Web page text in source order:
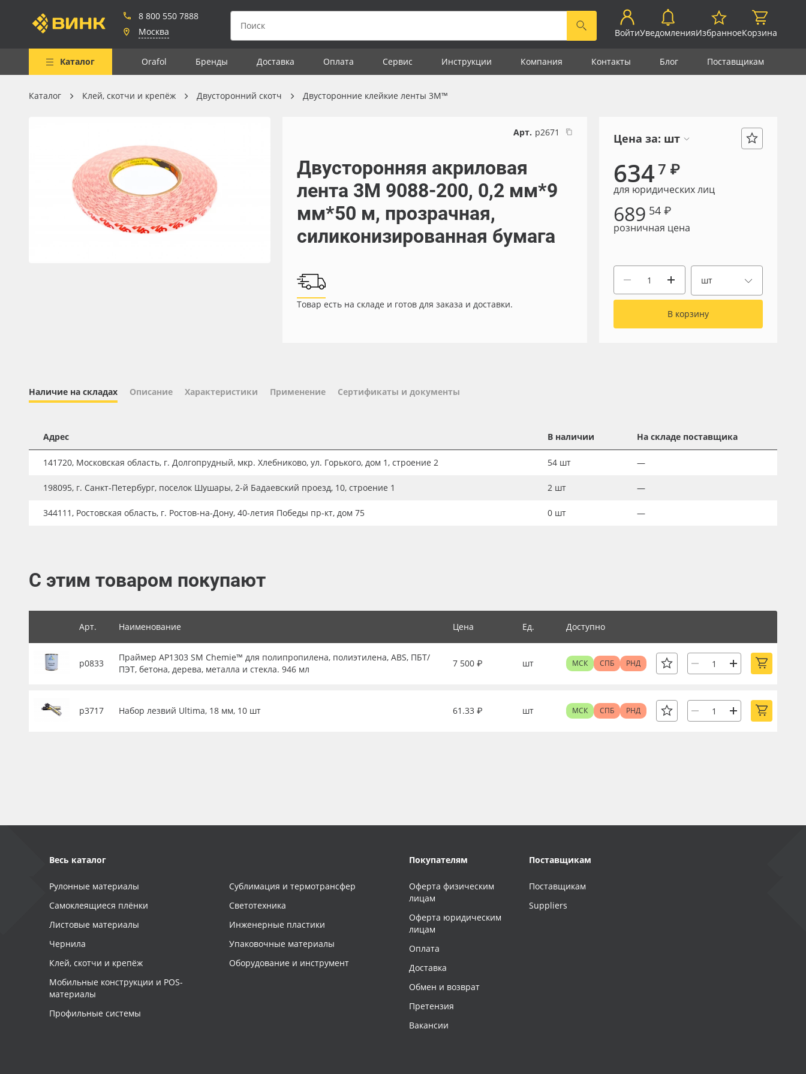
8 800 550 7888
Москва
ВойтиУведомленияИзбранноеКорзина
Каталог Orafol Бренды Доставка Оплата Сервис Инструкции Компания Контакты Блог Поставщикам
Весь каталог
Самоклеящиеся плёнки
Листовые материалы
Чернила
Клей, скотчи и крепёж
Мобильные конструкции и
Новинки ассортимента
Orajet 3640
Плёнка монтажная Oratape
ПЭТ листовой
ПЭТ бэклит
Каталог Клей, скотчи и крепёж Двусторонний скотч Двусторонние клейкие ленты 3M™
Арт. р2671
Двусторонняя акриловая
лента 3M 9088-200, 0,2 мм*9
мм*50 м, прозрачная,
силиконизированная бумага
Товар есть на складе и готов для заказа и доставки.
Цена за: шт
6347 ₽
для юридических лиц
689 54 ₽
розничная цена
шт
В корзину
Наличие на складах Описание Характеристики Применение Сертификаты и документы
Адрес В наличии На складе поставщика
141720, Московская область, г. Долгопрудный, мкр. Хлебниково, ул. Горького, дом 1, строение 2 54 шт —
198095, г. Санкт-Петербург, поселок Шушары, 2-й Бадаевский проезд, 10, строение 1 2 шт —
344111, Ростовская область, г. Ростов-на-Дону, 40-летия Победы пр-кт, дом 75 0 шт —
С этим товаром покупают
Арт. Наименование Цена Ед. Доступно
р0833
Праймер AP1303 SM Chemie™ для полипропилена, полиэтилена, ABS, ПБТ/
ПЭТ, бетона, дерева, металла и стекла. 946 мл
7 500 ₽ шт МСК СПБ РНД
р3717 Набор лезвий Ultima, 18 мм, 10 шт 61.33 ₽ шт МСК СПБ РНД
Весь каталог
Рулонные материалы
Самоклеящиеся плёнки
Листовые материалы
Чернила
Клей, скотчи и крепёж
Мобильные конструкции и POS-
материалы
Профильные системы
Сублимация и термотрансфер
Светотехника
Инженерные пластики
Упаковочные материалы
Оборудование и инструмент
Покупателям
Оферта физическим
лицам
Оферта юридическим
лицам
Оплата
Доставка
Обмен и возврат
Претензия
Вакансии
Поставщикам
Поставщикам
Suppliers